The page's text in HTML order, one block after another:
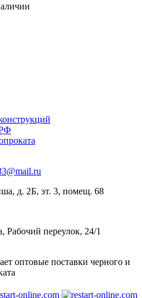
д. 2Б, эт. 3, помещ. 68
Рабочий переулок, 24/1
оптовые поставки черного и
online.com